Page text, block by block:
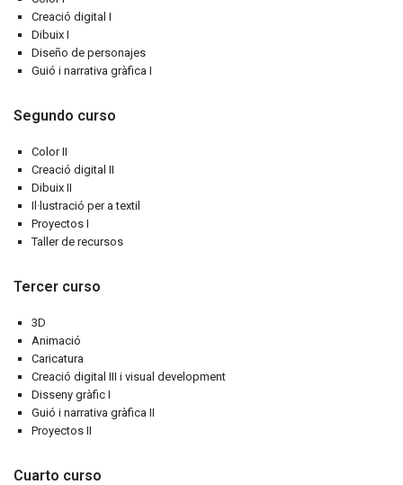
Creació digital I
Dibuix I
Diseño de personajes
Guió i narrativa gràfica I
Segundo curso
Color II
Creació digital II
Dibuix II
Il·lustració per a textil
Proyectos I
Taller de recursos
Tercer curso
3D
Animació
Caricatura
Creació digital III i visual development
Disseny gràfic I
Guió i narrativa gràfica II
Proyectos II
Cuarto curso